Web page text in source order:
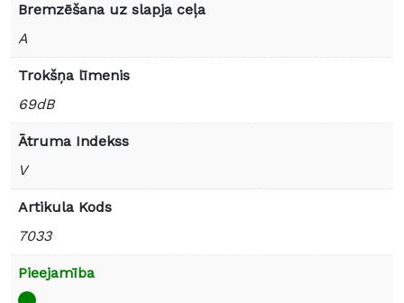
Bremzēšana uz slapja ceļa
A
Trokšņa līmenis
69dB
Ātruma Indekss
V
Artikula Kods
7033
Pieejamība